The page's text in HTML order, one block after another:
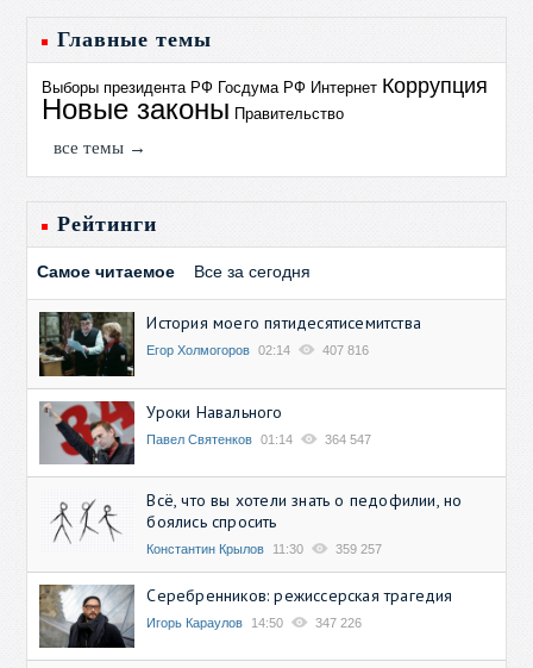
Главные темы
Выборы президента РФ Госдума РФ Интернет Коррупция
Новые законы Правительство
все темы →
Рейтинги
Самое читаемое Все за сегодня
История моего пятидесятисемитства
Егор Холмогоров 02:14 407 816
Уроки Навального
Павел Святенков 01:14 364 547
Всё, что вы хотели знать о педофилии, но
боялись спросить
Константин Крылов 11:30 359 257
Серебренников: режиссерская трагедия
Игорь Караулов 14:50 347 226